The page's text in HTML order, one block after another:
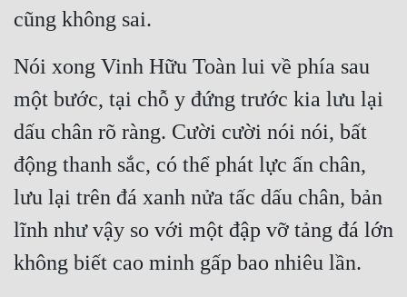
cũng không sai.
Nói xong Vinh Hữu Toàn lui về phía sau
một bước, tại chỗ y đứng trước kia lưu lại
dấu chân rõ ràng. Cười cười nói nói, bất
động thanh sắc, có thể phát lực ấn chân,
lưu lại trên đá xanh nửa tấc dấu chân, bản
lĩnh như vậy so với một đập vỡ tảng đá lớn
không biết cao minh gấp bao nhiêu lần.